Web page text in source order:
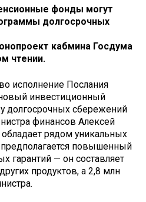
фонды могут
долгосрочных
кабмина Госдума
чтении.
исполнение Послания
инвестиционный
долгосрочных сбережений
финансов Алексей
рядом уникальных
повышенный
гарантий — он составляет
продуктов, а 2,8 млн